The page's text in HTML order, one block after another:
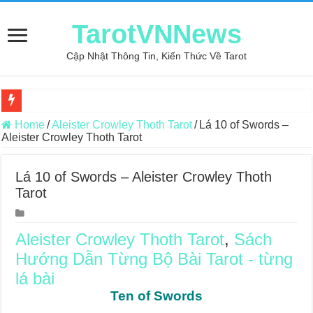
TarotVNNews
Cập Nhật Thông Tin, Kiến Thức Về Tarot
Review may áo thun tại xưởng may Dony
Top 5 Cuốn Sách Hướng Dẫn Đọc Bài Tarot Bằng Tiếng Việt
Konxari Cards – Trải Nghiệm Kết Nối Với Thế Giới Tâm Linh
Querent Tìm Đến Nhiều Tarot Reader Nhưng Không Thấy Thỏa
Journey Of Love Oracle – Lá Số 70: Heaven
Journey Of Love Oracle – Lá Số 69: Contemplation
Journey Of Love Oracle – Lá Số 68: Drop Into Your Heart
Journey Of Love Oracle – Lá Số 67: The Swan
Home/Aleister Crowley Thoth Tarot/ Lá 10 of Swords –
Aleister Crowley Thoth Tarot
Lá 10 of Swords – Aleister Crowley Thoth
Tarot
Aleister Crowley Thoth Tarot, Sách
Hướng Dẫn Từng Bộ Bài Tarot - từng
lá bài
Ten of Swords